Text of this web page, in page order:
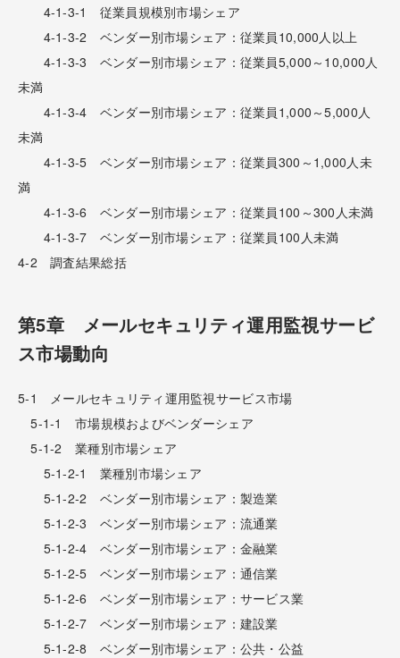
4-1-3-1 従業員規模別市場シェア
4-1-3-2 ベンダー別市場シェア：従業員10,000人以上
4-1-3-3 ベンダー別市場シェア：従業員5,000～10,000人
未満
4-1-3-4 ベンダー別市場シェア：従業員1,000～5,000人
未満
4-1-3-5 ベンダー別市場シェア：従業員300～1,000人未
満
4-1-3-6 ベンダー別市場シェア：従業員100～300人未満
4-1-3-7 ベンダー別市場シェア：従業員100人未満
4-2 調査結果総括
第5章 メールセキュリティ運用監視サービ
ス市場動向
5-1 メールセキュリティ運用監視サービス市場
5-1-1 市場規模およびベンダーシェア
5-1-2 業種別市場シェア
5-1-2-1 業種別市場シェア
5-1-2-2 ベンダー別市場シェア：製造業
5-1-2-3 ベンダー別市場シェア：流通業
5-1-2-4 ベンダー別市場シェア：金融業
5-1-2-5 ベンダー別市場シェア：通信業
5-1-2-6 ベンダー別市場シェア：サービス業
5-1-2-7 ベンダー別市場シェア：建設業
5-1-2-8 ベンダー別市場シェア：公共・公益